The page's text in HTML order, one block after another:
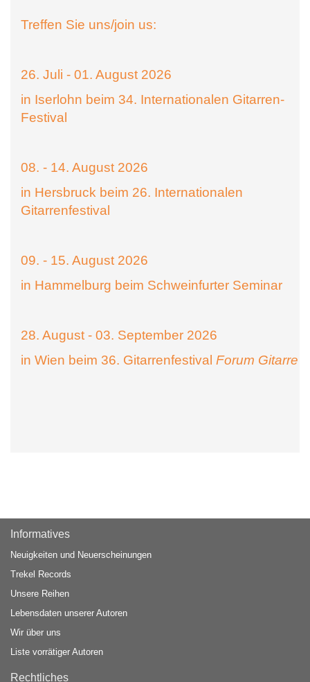
Treffen Sie uns/join us:
26. Juli - 01. August 2026
in Iserlohn beim 34. Internationalen Gitarren-
Festival
08. - 14. August 2026
in Hersbruck beim 26. Internationalen
Gitarrenfestival
09. - 15. August 2026
in Hammelburg beim Schweinfurter Seminar
28. August - 03. September 2026
in Wien beim 36. Gitarrenfestival Forum Gitarre
Informatives
Neuigkeiten und Neuerscheinungen
Trekel Records
Unsere Reihen
Lebensdaten unserer Autoren
Wir über uns
Liste vorrätiger Autoren
Rechtliches